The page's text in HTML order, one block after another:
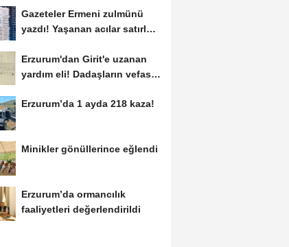
Gazeteler Ermeni zulmünü
yazdı! Yaşanan acılar satırlara
Erzurum'dan Girit'e uzanan
yardım eli! Dadaşların vefası
Erzurum’da 1 ayda 218 kaza!
Minikler gönüllerince eğlendi
Erzurum’da ormancılık
faaliyetleri değerlendirildi